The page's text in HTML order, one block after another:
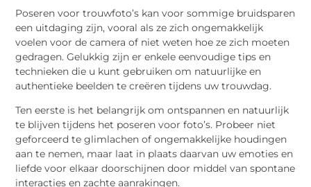
Poseren voor trouwfoto’s kan voor sommige bruidsparen
een uitdaging zijn, vooral als ze zich ongemakkelijk
voelen voor de camera of niet weten hoe ze zich moeten
gedragen. Gelukkig zijn er enkele eenvoudige tips en
technieken die u kunt gebruiken om natuurlijke en
authentieke beelden te creëren tijdens uw trouwdag.
Ten eerste is het belangrijk om ontspannen en natuurlijk
te blijven tijdens het poseren voor foto’s. Probeer niet
geforceerd te glimlachen of ongemakkelijke houdingen
aan te nemen, maar laat in plaats daarvan uw emoties en
liefde voor elkaar doorschijnen door middel van spontane
interacties en zachte aanrakingen.